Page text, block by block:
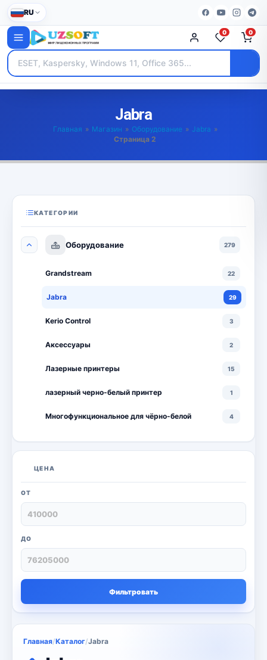
RU
0 0
Jabra
Главная » Магазин » Оборудование » Jabra »
Страница 2
КАТЕГОРИИ
Оборудование 279
Grandstream 22
Jabra 29
Kerio Control 3
Аксессуары 2
Лазерные принтеры 15
лазерный черно-белый принтер 1
Многофункциональное для чёрно-белой 4
Многофункциональные лазерные принтеры 18
принтеры
Моноблоки
Ноутбуки
Телевизор
ЦЕНА
ОТ
ДО
Фильтровать
Главная/Каталог/Jabra